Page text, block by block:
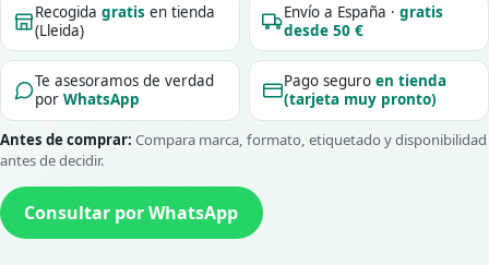
Recogidagratis en tienda
(Lleida)
Envío a España ·gratis
desde 50 €
Te asesoramos de verdad
porWhatsApp
Pago seguroen tienda
(tarjeta muy pronto)
Antes de comprar: Compara marca, formato, etiquetado y disponibilidad
antes de decidir.
Consultar por WhatsApp